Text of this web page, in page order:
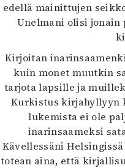
edellä mainittujen
Unelmani olisi jonain
Kirjoitan
kuin monet muutkin
tarjota lapsille ja
Kurkistus kirjahyllyyn
lukemista ei ole
inarinsaameksi
Kävellessäni
totean aina, että